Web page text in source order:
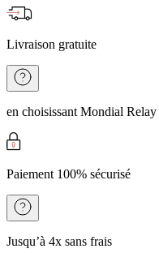
Livraison gratuite
en choisissant Mondial Relay
Paiement 100% sécurisé
Jusqu’à 4x sans frais